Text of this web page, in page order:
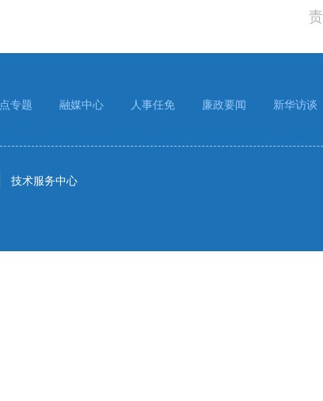
专题 融媒中心 人事任免 廉政要闻 新华访谈
技术服务中心